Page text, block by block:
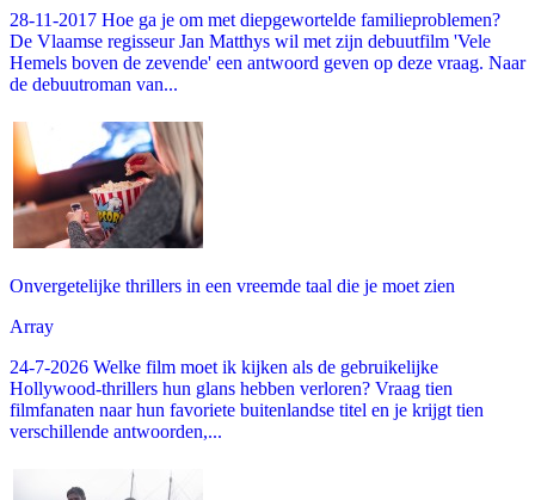
28-11-2017 Hoe ga je om met diepgewortelde familieproblemen?
De Vlaamse regisseur Jan Matthys wil met zijn debuutfilm 'Vele
Hemels boven de zevende' een antwoord geven op deze vraag. Naar
de debuutroman van...
Onvergetelijke thrillers in een vreemde taal die je moet zien
Array
24-7-2026 Welke film moet ik kijken als de gebruikelijke
Hollywood-thrillers hun glans hebben verloren? Vraag tien
filmfanaten naar hun favoriete buitenlandse titel en je krijgt tien
verschillende antwoorden,...